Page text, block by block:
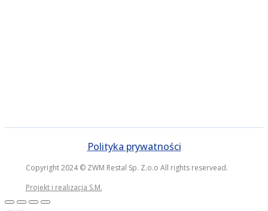
Polityka prywatności
Copyright 2024 © ZWM Restal Sp. Z.o.o All rights reservead.
Projekt i realizacja S.M.